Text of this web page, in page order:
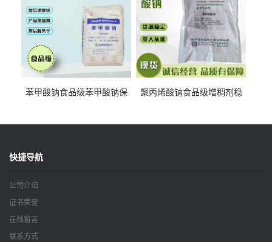
苯甲酸钠食品级苯甲酸钠保
聚丙烯酸钠食品级增稠剂稳
快捷导航
公司介绍
证书荣誉
在线留言
联系方式